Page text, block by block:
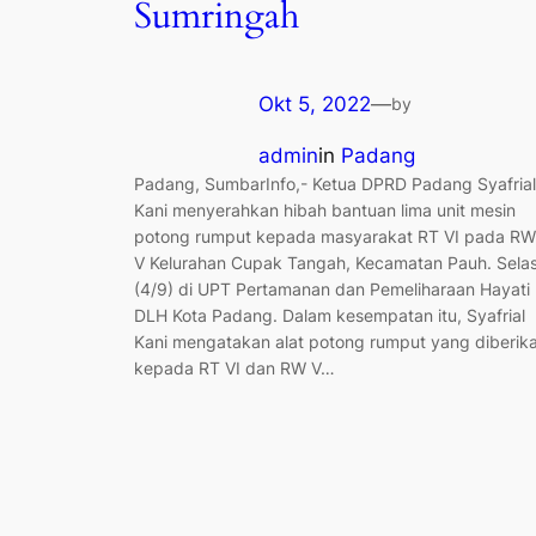
Sumringah
Okt 5, 2022—by
adminin Padang
Padang, SumbarInfo,- Ketua DPRD Padang Syafrial
Kani menyerahkan hibah bantuan lima unit mesin
potong rumput kepada masyarakat RT VI pada RW
V Kelurahan Cupak Tangah, Kecamatan Pauh.
(4/9) di UPT Pertamanan dan Pemeliharaan Hayati
DLH Kota Padang. Dalam kesempatan itu, Syafrial
Kani mengatakan alat potong rumput yang
kepada RT VI dan RW V…